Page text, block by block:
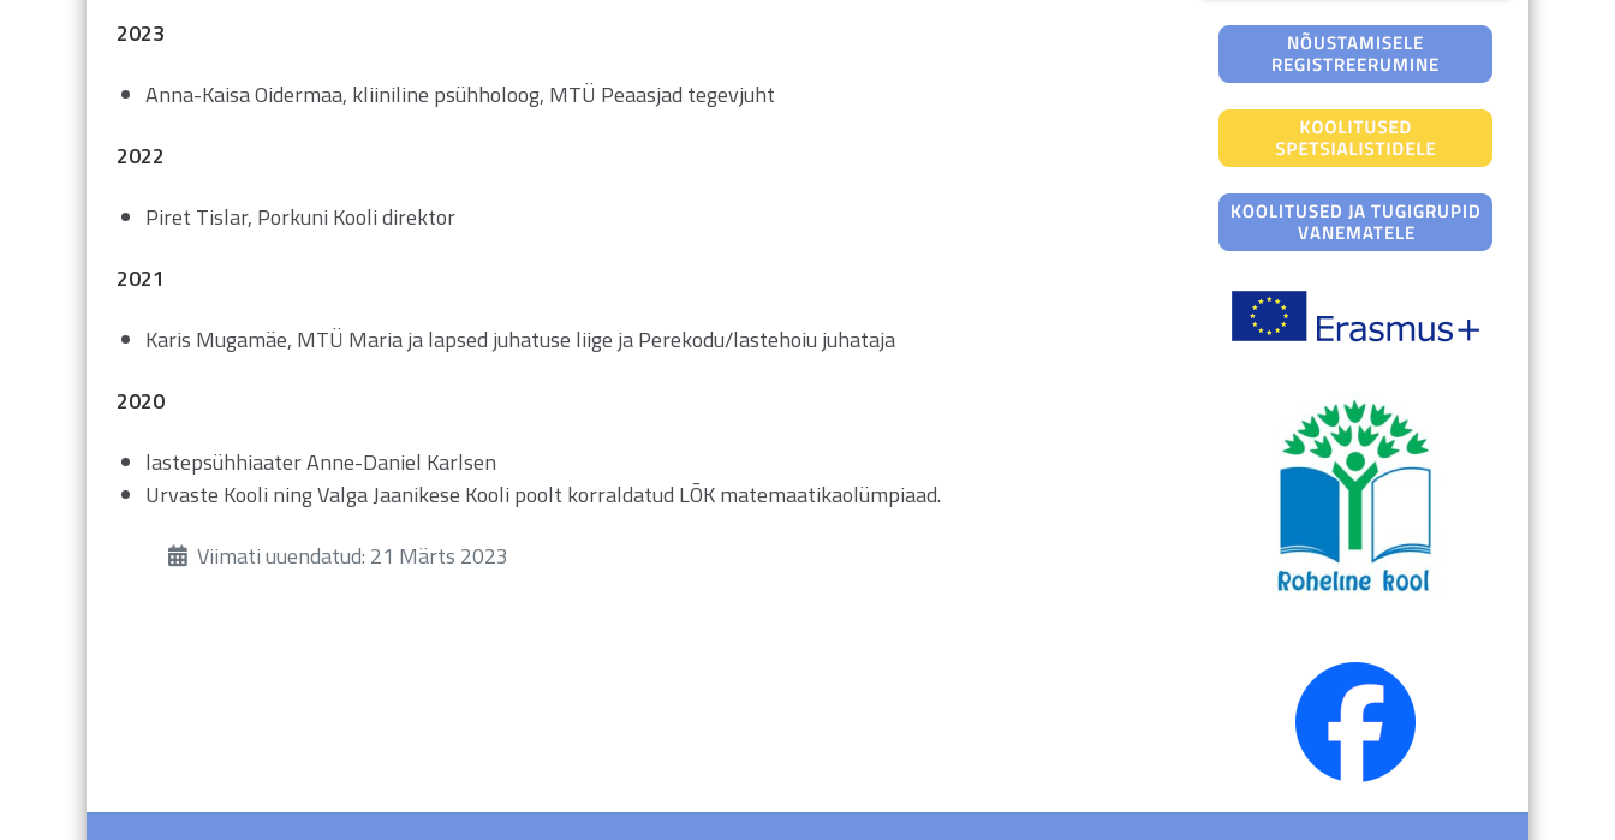
2023
Anna-Kaisa Oidermaa, kliiniline psühholoog, MTÜ Peaasjad tegevjuht
2022
Piret Tislar, Porkuni Kooli direktor
2021
Karis Mugamäe, MTÜ Maria ja lapsed juhatuse liige ja Perekodu/lastehoiu juhataja
2020
lastepsühhiaater Anne-Daniel Karlsen
Urvaste Kooli ning Valga Jaanikese Kooli poolt korraldatud LÕK matemaatikaolümpiaad.
ÜksikasjadViimati uuendatud: 21 Märts 2023